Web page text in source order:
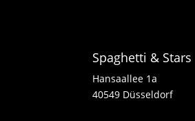
Spaghetti & Stars
Hansaallee 1a
40549 Düsseldorf